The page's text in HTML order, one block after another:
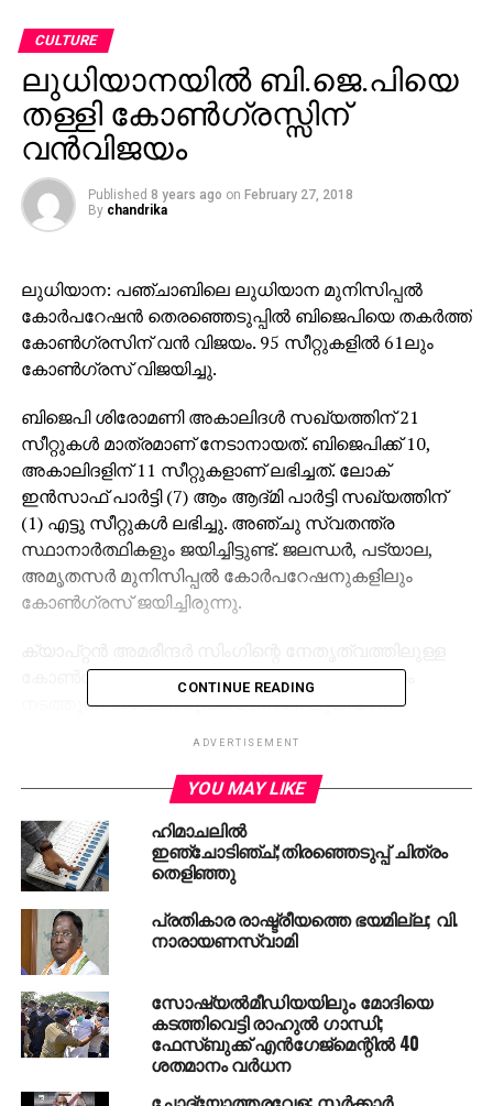
CULTURE
ലുധിയാനയില്‍ ബി.ജെ.പിയെ
തള്ളി കോണ്‍ഗ്രസ്സിന്
വന്‍വിജയം
Published 8 years ago on February 27, 2018
By chandrika
ലുധിയാന: പഞ്ചാബിലെ ലുധിയാന മുനിസിപ്പല്‍
കോര്‍പറേഷന്‍ തെരഞ്ഞെടുപ്പില്‍ ബിജെപിയെ തകര്‍ത്ത്
കോണ്‍ഗ്രസിന് വന്‍ വിജയം. 95 സീറ്റുകളില്‍ 61ലും
കോണ്‍ഗ്രസ് വിജയിച്ചു.
ബിജെപി ശിരോമണി അകാലിദള്‍ സഖ്യത്തിന് 21
സീറ്റുകള്‍ മാത്രമാണ് നേടാനായത്. ബിജെപിക്ക് 10,
അകാലിദളിന് 11 സീറ്റുകളാണ് ലഭിച്ചത്. ലോക്
ഇന്‍സാഫ് പാര്‍ട്ടി (7) ആം ആദ്മി പാര്‍ട്ടി സഖ്യത്തിന്
(1) എട്ടു സീറ്റുകള്‍ ലഭിച്ചു. അഞ്ചു സ്വതന്ത്ര
സ്ഥാനാര്‍ത്ഥികളും ജയിച്ചിട്ടുണ്ട്. ജലന്ധര്‍, പട്യാല,
അമൃതസര്‍ മുനിസിപ്പല്‍ കോര്‍പറേഷനുകളിലും
കോണ്‍ഗ്രസ് ജയിച്ചിരുന്നു.
കോണ്‍ഗ്രസ് സര്‍ക്കാരാണ് പഞ്ചാബില്‍ ഭരണം
നടത്തുന്നത്. ഫെബ്രുവരി 24നാണ് ലുധിയാന
LUDIYANA
UP NEXT
മുംബൈയില്‍ ശ്രീദേവിയെ കാത്ത്
ആരാധകലോകം; വൈകുന്നേരത്തോടെ
മൃതദേഹം എത്തുമെന്ന് റിപ്പോര്‍ട്ട്; എംബാം
ചെയ്യാനുള്ള നടപടികള്‍ തുടങ്ങി
DON'T MISS
പ്രിയ വാര്യര്‍ക്ക് വി.ഐ.പി സീറ്റ്, ഐ.എം
വിജയന്‍ സീറ്റ് തറയില്‍; ബ്ലാസ്‌റ്റേഴ്‌സ്
നടപടിക്കെതിരെ പ്രതിഷേധവുമായി താരവും
രംഗത്ത്
CONTINUE READING
ADVERTISEMENT
YOU MAY LIKE
ഹിമാചലില്‍
ഇഞ്ചോടിഞ്ച്;തിരഞ്ഞെടുപ്പ് ചിത്രം
തെളിഞ്ഞു
പ്രതികാര രാഷ്ട്രീയത്തെ ഭയമില്ല; വി.
നാരായണസ്വാമി
സോഷ്യല്‍മീഡിയയിലും മോദിയെ
കടത്തിവെട്ടി രാഹുല്‍ ഗാന്ധി;
ഫേസ്ബുക്ക് എന്‍ഗേജ്മെന്റില്‍ 40
ശതമാനം വര്‍ധന